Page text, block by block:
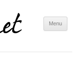
Menu